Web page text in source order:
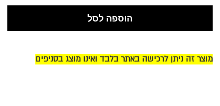
הוספה לסל
מוצר זה ניתן לרכישה באתר בלבד ואינו מוצג בסניפים